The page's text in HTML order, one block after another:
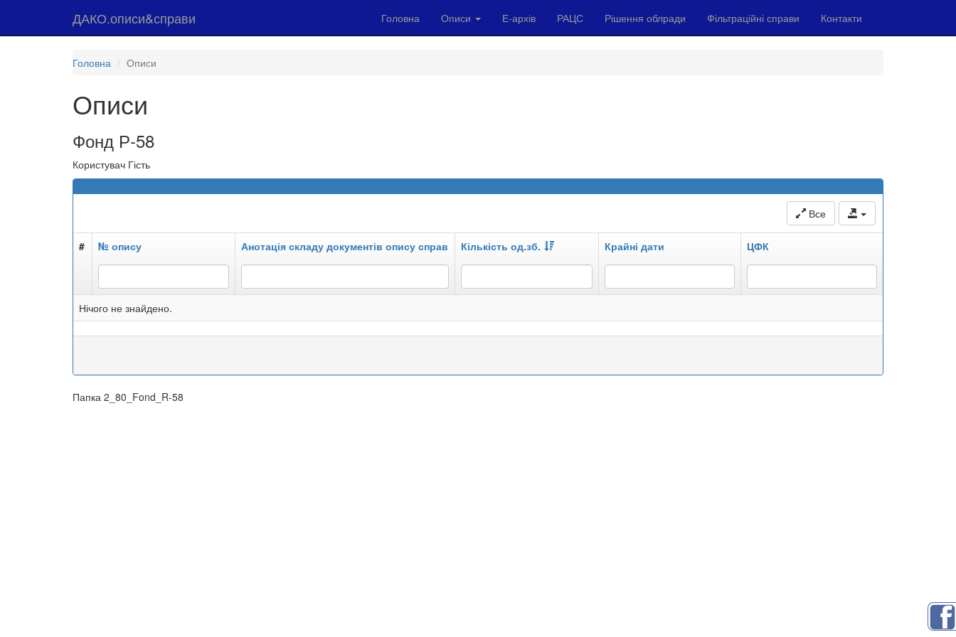
ДАКО.описи&справи Головна Описи Е-архів РАЦС Рішення облради Фільтраційні справи Контакти
Головна Описи
Описи
Фонд Р-58
Користувач Гість
Все
# № опису Анотація складу документів опису справ Кількість од.зб. Крайні дати ЦФК
Нічого не знайдено.
Папка 2_80_Fond_R-58